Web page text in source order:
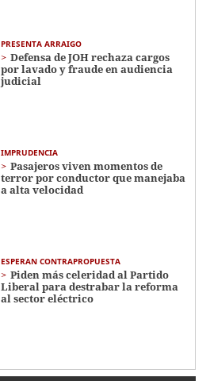
PRESENTA ARRAIGO
Defensa de JOH rechaza cargos
por lavado y fraude en audiencia
judicial
IMPRUDENCIA
Pasajeros viven momentos de
terror por conductor que manejaba
a alta velocidad
ESPERAN CONTRAPROPUESTA
Piden más celeridad al Partido
Liberal para destrabar la reforma
al sector eléctrico